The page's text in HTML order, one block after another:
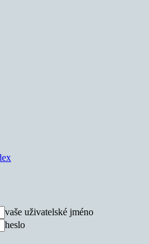
vaše uživatelské jméno
heslo